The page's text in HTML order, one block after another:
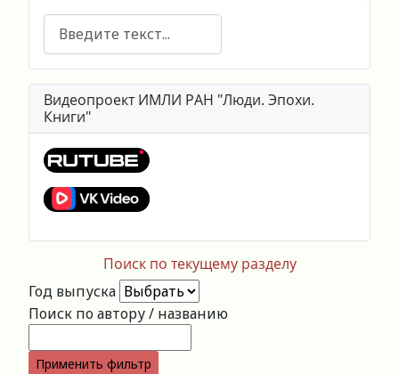
Поиск
Видеопроект ИМЛИ РАН "Люди. Эпохи.
Книги"
Поиск по текущему разделу
Год выпуска
Поиск по автору / названию
Применить фильтр